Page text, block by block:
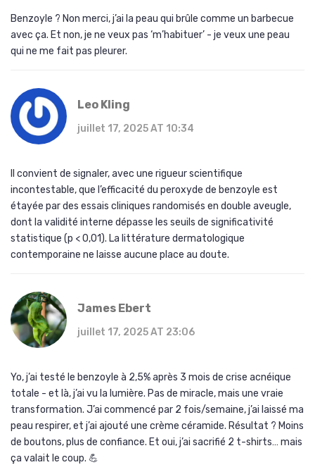
Benzoyle ? Non merci, j’ai la peau qui brûle comme un barbecue
avec ça. Et non, je ne veux pas ‘m’habituer’ - je veux une peau
qui ne me fait pas pleurer.
Leo Kling
juillet 17, 2025 AT 10:34
Il convient de signaler, avec une rigueur scientifique
incontestable, que l’efficacité du peroxyde de benzoyle est
étayée par des essais cliniques randomisés en double aveugle,
dont la validité interne dépasse les seuils de significativité
statistique (p < 0,01). La littérature dermatologique
contemporaine ne laisse aucune place au doute.
James Ebert
juillet 17, 2025 AT 23:06
Yo, j’ai testé le benzoyle à 2,5% après 3 mois de crise acnéique
totale - et là, j’ai vu la lumière. Pas de miracle, mais une vraie
transformation. J’ai commencé par 2 fois/semaine, j’ai laissé ma
peau respirer, et j’ai ajouté une crème céramide. Résultat ? Moins
de boutons, plus de confiance. Et oui, j’ai sacrifié 2 t-shirts… mais
ça valait le coup. 💪